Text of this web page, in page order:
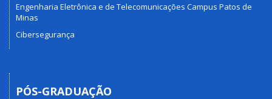
Engenharia Eletrônica e de Telecomunicações Campus Patos de
Minas
Cibersegurança
PÓS-GRADUAÇÃO